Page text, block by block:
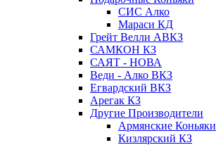
СИС Алко
Мараси КД
Грейт Велли АВКЗ
САМКОН КЗ
САЯТ - НОВА
Веди - Алко ВКЗ
Егвардский ВКЗ
Арегак КЗ
Другие Производители
Армянские Коньяки
Кизлярский КЗ